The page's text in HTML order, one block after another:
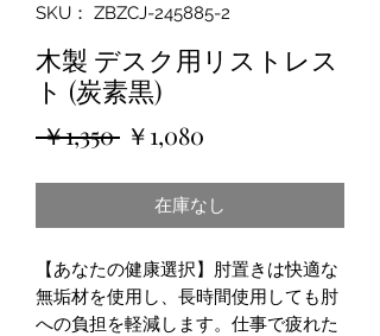
SKU： ZBZCJ-245885-2
木製 デスク用リストレス
ト (炭素黒)
￥1,350 通￥1,080
ル
格
在庫なし
【あなたの健康選択】肘置きは快適な
無垢材を使用し、長時間使用しても肘
への負担を軽減します。仕事で疲れた